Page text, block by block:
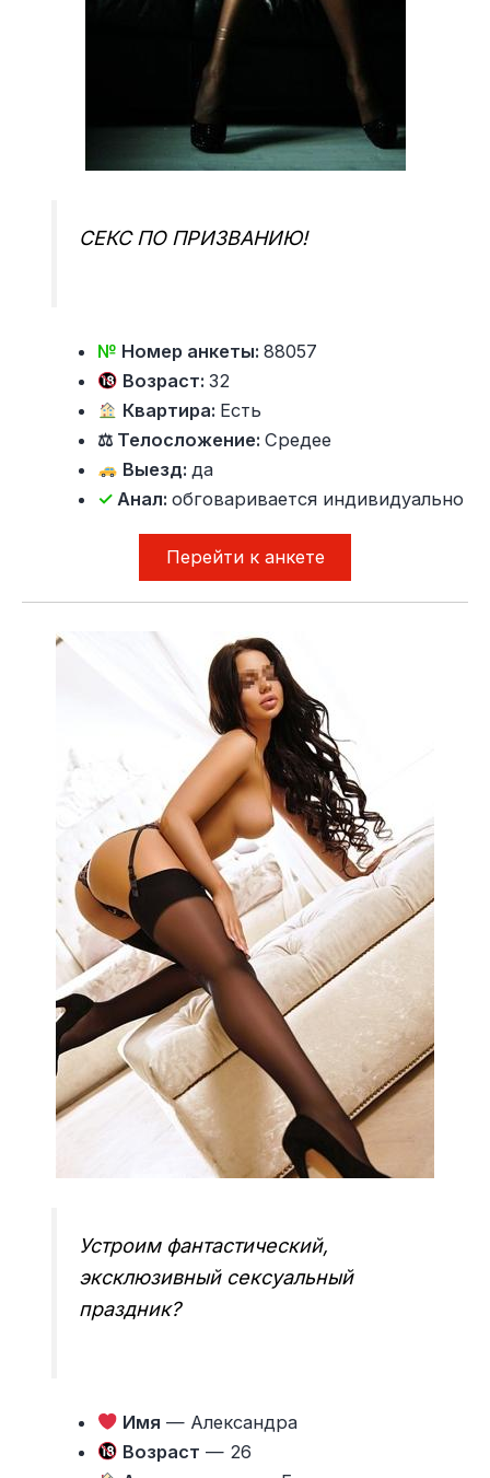
СЕКС ПО ПРИЗВАНИЮ!
№ Номер анкеты:88057
Возраст: 32
Квартира: Есть
⚖ Телосложение:Средее
Выезд: да
✓ Анал:обговаривается индивидуально
Перейти к анкете
Устроим фантастический,
эксклюзивный сексуальный
праздник?
Имя — Александра
Возраст — 26